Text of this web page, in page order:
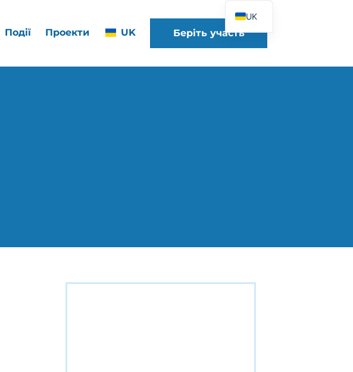
Події Проекти UK Беріть участь
UK
FR